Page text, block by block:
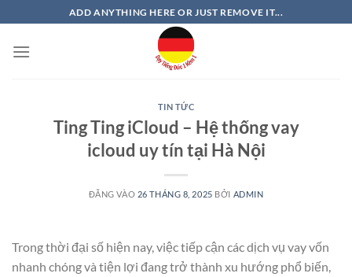
qua
nội
ADD ANYTHING HERE OR JUST REMOVE IT...
TIN TỨC
Ting Ting iCloud – Hệ thống vay
icloud uy tín tại Hà Nội
ĐĂNG VÀO 26 THÁNG 8, 2025 BỞI ADMIN
Trong thời đại số hiện nay, việc tiếp cận các dịch vụ vay vốn
nhanh chóng và tiện lợi đang trở thành xu hướng phổ biến,